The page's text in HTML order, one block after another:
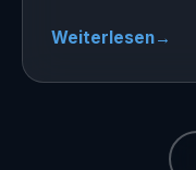
Weiterlesen→